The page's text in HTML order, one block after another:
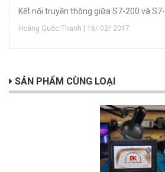
Kết nối truyền thông giữa S7-200 và
Hoàng Quốc Thanh | 16/ 02/ 2017
SẢN PHẨM CÙNG LOẠI